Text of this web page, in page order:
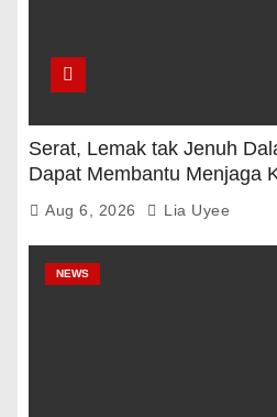
Serat, Lemak tak Jenuh
Dapat Membantu Menjaga
Dan Gula Darah
Aug 6, 2026 Lia Uyee
NEWS